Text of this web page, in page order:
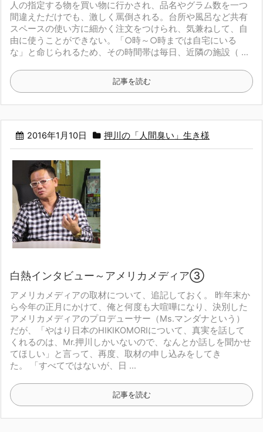
人の指定する物を買い物に行かされ、品名やグラム数を一つ
間違えただけでも、激しく罵倒される。台所や風呂など共有
スペースの使い方に細かく注文をつけられ、気兼ねして、自
由に使うことができない。「○時～○時までは自宅にいる
な」と命じられるため、その時間帯は毎日、近隣の施設（ ...
記事を読む
2016年1月10日 押川の「人間臭い」生き様
白熱インタビュー～アメリカメディア③
アメリカメディアの取材について、追記しておく。
昨年末か
ら今年の正月にかけて、俺と何度も大喧嘩になり、決別した
アメリカメディアのプロデューサー（Ms.マンダナという）
だが、
「やはり日本のHIKIKOMORIについて、真実を話して
くれるのは、 Mr.押川しかいないので、なんとか話しを聞かせ
てほしい」
と言って、再度、取材の申し込みをしてき
た。
「すべてではないが、日 ...
記事を読む